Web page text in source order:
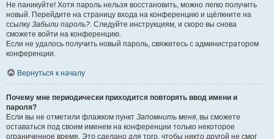
Не паникуйте! Хотя пароль нельзя восстановить, можно легко получить
новый. Перейдите на страницу входа на конференцию и щёлкните на
ссылку Забыли пароль?. Следуйте инструкциям, и скоро вы снова
сможете войти на конференцию.
Если не удалось получить новый пароль, свяжитесь с администратором
конференции.
Вернуться к началу
Почему мне периодически приходится повторять ввод имени и
пароля?
Если вы не отметили флажком пункт Запомнить меня, вы сможете
оставаться под своим именем на конференции только некоторое
ограниченное время. Это сделано для того, чтобы никто другой не смог